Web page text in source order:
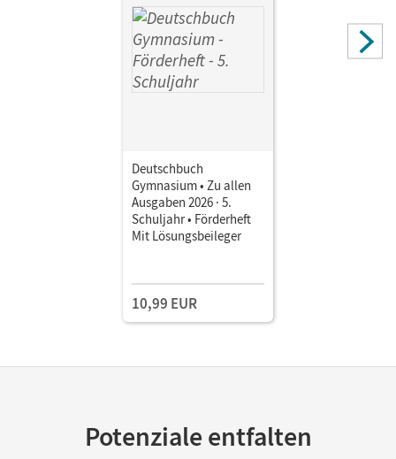
Deutschbuch
Gymnasium • Zu allen
Ausgaben 2026 · 5.
Schuljahr • Förderheft
Mit Lösungsbeileger
10,99 EUR
Potenziale entfalten